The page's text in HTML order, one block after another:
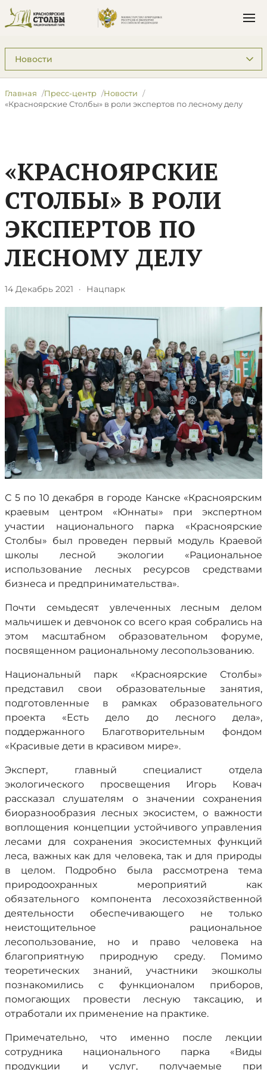
Подразделы: Пресс-центр
Главная Пресс-центр
Новости
«Красноярские Столбы» в роли экспертов по лесному делу
«КРАСНОЯРСКИЕ
СТОЛБЫ» В РОЛИ
ЭКСПЕРТОВ ПО
ЛЕСНОМУ ДЕЛУ
14 Декабрь 2021 · Нацпарк
С 5 по 10 декабря в городе Канске «Красноярским
краевым центром «Юннаты» при экспертном
участии национального парка «Красноярские
Столбы» был проведен первый модуль Краевой
школы лесной экологии «Рациональное
использование лесных ресурсов средствами
бизнеса и предпринимательства».
Почти семьдесят увлеченных лесным делом
мальчишек и девчонок со всего края собрались на
этом масштабном образовательном форуме,
посвященном рациональному лесопользованию.
Национальный парк «Красноярские Столбы»
представил свои образовательные занятия,
подготовленные в рамках образовательного
проекта «Есть дело до лесного дела»,
поддержанного Благотворительным фондом
«Красивые дети в красивом мире».
Эксперт, главный специалист отдела
экологического просвещения Игорь Ковач
рассказал слушателям о значении сохранения
биоразнообразия лесных экосистем, о важности
воплощения концепции устойчивого управления
лесами для сохранения экосистемных функций
леса, важных как для человека, так и для природы
в целом. Подробно была рассмотрена тема
природоохранных мероприятий как
обязательного компонента лесохозяйственной
деятельности обеспечивающего не только
неистощительное рациональное
лесопользование, но и право человека на
благоприятную природную среду. Помимо
теоретических знаний, участники экошколы
познакомились с функционалом приборов,
помогающих провести лесную таксацию, и
отработали их применение на практике.
Примечательно, что именно после лекции
сотрудника национального парка «Виды
продукции и услуг, получаемые при